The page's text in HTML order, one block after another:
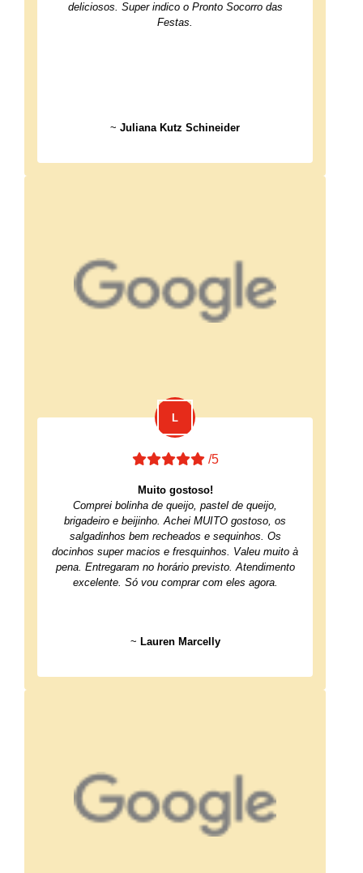
deliciosos. Super indico o Pronto Socorro das
Festas.
~ Juliana Kutz Schineider
/5
Muito gostoso!
Comprei bolinha de queijo, pastel de queijo,
brigadeiro e beijinho. Achei MUITO gostoso, os
salgadinhos bem recheados e sequinhos. Os
docinhos super macios e fresquinhos. Valeu muito à
pena. Entregaram no horário previsto. Atendimento
excelente. Só vou comprar com eles agora.
~ Lauren Marcelly